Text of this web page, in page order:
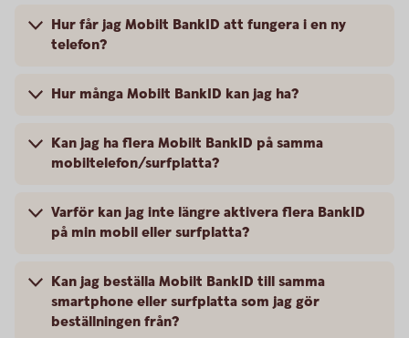
Hur får jag Mobilt BankID att fungera i en ny
telefon?
Hur många Mobilt BankID kan jag ha?
Kan jag ha flera Mobilt BankID på samma
mobiltelefon/surfplatta?
Varför kan jag inte längre aktivera flera BankID
på min mobil eller surfplatta?
Kan jag beställa Mobilt BankID till samma
smartphone eller surfplatta som jag gör
beställningen från?